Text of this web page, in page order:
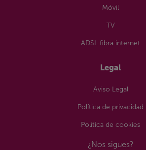
Móvil
TV
ADSL fibra internet
Legal
Aviso Legal
Política de privacidad
Política de cookies
¿Nos sigues?